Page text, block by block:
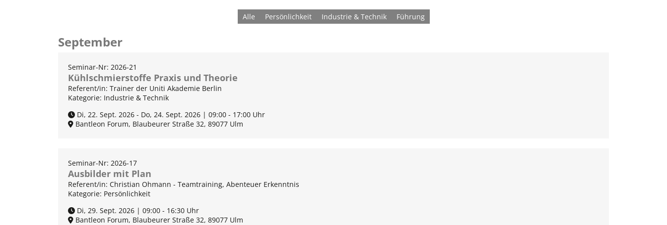
Alle Persönlichkeit Industrie & Technik Führung
September
Seminar-Nr: 2026-21
Kühlschmierstoffe Praxis und Theorie
Referent/in: Trainer der Uniti Akademie Berlin
Kategorie: Industrie & Technik
Di, 22. Sept. 2026 - Do, 24. Sept. 2026 | 09:00 - 17:00 Uhr
Bantleon Forum, Blaubeurer Straße 32, 89077 Ulm
Seminar-Nr: 2026-17
Ausbilder mit Plan
Referent/in: Christian Ohmann - Teamtraining, Abenteuer Erkenntnis
Kategorie: Persönlichkeit
Di, 29. Sept. 2026 | 09:00 - 16:30 Uhr
Bantleon Forum, Blaubeurer Straße 32, 89077 Ulm